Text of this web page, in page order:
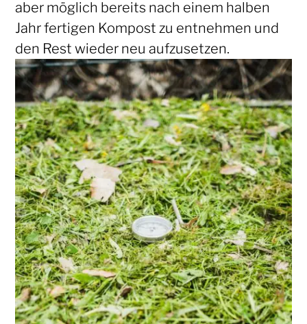
aber möglich bereits nach einem halben
Jahr fertigen Kompost zu entnehmen und
den Rest wieder neu aufzusetzen.